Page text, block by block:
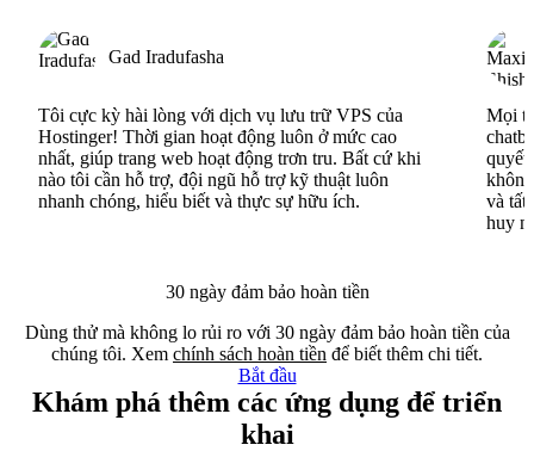
Gad Iradufasha
Tôi cực kỳ hài lòng với dịch vụ lưu trữ VPS của
Hostinger! Thời gian hoạt động luôn ở mức cao
nhất, giúp trang web hoạt động trơn tru. Bất cứ khi
nào tôi cần hỗ trợ, đội ngũ hỗ trợ kỹ thuật luôn
nhanh chóng, hiểu biết và thực sự hữu ích.
Mọi
quyết
và tất
huy
30 ngày đảm bảo hoàn tiền
Dùng thử mà không lo rủi ro với 30 ngày đảm bảo hoàn tiền của
chúng tôi. Xem chính sách hoàn tiền để biết thêm chi tiết.
Bắt đầu
Khám phá thêm các ứng dụng để triển
khai